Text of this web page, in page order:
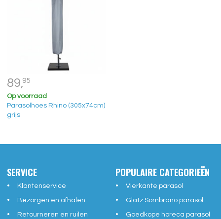
89,95
Op voorraad
Parasolhoes Rhino (305x74cm)
grijs
SERVICE
Klantenservice
Bezorgen en afhalen
Retourneren en ruilen
POPULAIRE CATEGORIEËN
Vierkante parasol
Glatz Sombrano parasol
Goedkope horeca parasol